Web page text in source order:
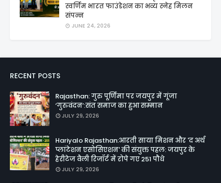
स्वर्णिम भारत फाउंडेशन का भव्य स्नेह मिलन
संपन्न
JUNE 24, 2026
RECENT POSTS
Rajasthan: गुरु पूर्णिमा पर जयपुर में गूंजा
‘गुरुवंदन’:संत समाज का हुआ सम्मान
JULY 29, 2026
Hariyalo Rajasthan:आरती साया मिशन और 'द अर्थ
प्लांटेशन एसोसिएशन' की संयुक्त पहल: जयपुर के
हेरीटेज वैली रिजॉर्ट में रोपे गए 251 पौधे
JULY 29, 2026